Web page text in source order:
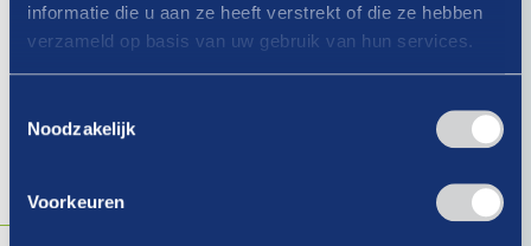
informatie die u aan ze heeft verstrekt of die ze hebben
verzameld op basis van uw gebruik van hun services.
Noodzakelijk
Voorkeuren
geen vertrouwenspersoon?